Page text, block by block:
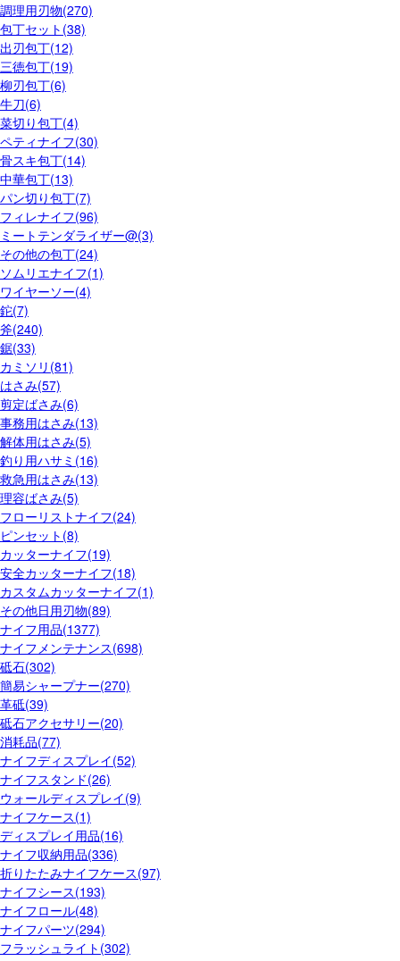
調理用刃物(270)
包丁セット(38)
出刃包丁(12)
三徳包丁(19)
柳刃包丁(6)
牛刀(6)
菜切り包丁(4)
ペティナイフ(30)
骨スキ包丁(14)
中華包丁(13)
パン切り包丁(7)
フィレナイフ(96)
ミートテンダライザー@(3)
その他の包丁(24)
ソムリエナイフ(1)
ワイヤーソー(4)
鉈(7)
斧(240)
鋸(33)
カミソリ(81)
はさみ(57)
剪定ばさみ(6)
事務用はさみ(13)
解体用はさみ(5)
釣り用ハサミ(16)
救急用はさみ(13)
理容ばさみ(5)
フローリストナイフ(24)
ピンセット(8)
カッターナイフ(19)
安全カッターナイフ(18)
カスタムカッターナイフ(1)
その他日用刃物(89)
ナイフ用品(1377)
ナイフメンテナンス(698)
砥石(302)
簡易シャープナー(270)
革砥(39)
砥石アクセサリー(20)
消耗品(77)
ナイフディスプレイ(52)
ナイフスタンド(26)
ウォールディスプレイ(9)
ナイフケース(1)
ディスプレイ用品(16)
ナイフ収納用品(336)
折りたたみナイフケース(97)
ナイフシース(193)
ナイフロール(48)
ナイフパーツ(294)
フラッシュライト(302)